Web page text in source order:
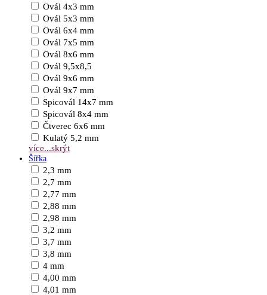
Ovál 4x3 mm
Ovál 5x3 mm
Ovál 6x4 mm
Ovál 7x5 mm
Ovál 8x6 mm
Ovál 9,5x8,5
Ovál 9x6 mm
Ovál 9x7 mm
Spicovál 14x7 mm
Spicovál 8x4 mm
Čtverec 6x6 mm
Kulatý 5,2 mm
více...skrýt
Šířka
2,3 mm
2,7 mm
2,77 mm
2,88 mm
2,98 mm
3,2 mm
3,7 mm
3,8 mm
4 mm
4,00 mm
4,01 mm